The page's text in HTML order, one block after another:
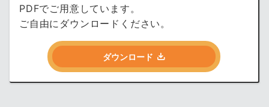
PDFでご用意しています。
ご自由にダウンロードください。
ダウンロード